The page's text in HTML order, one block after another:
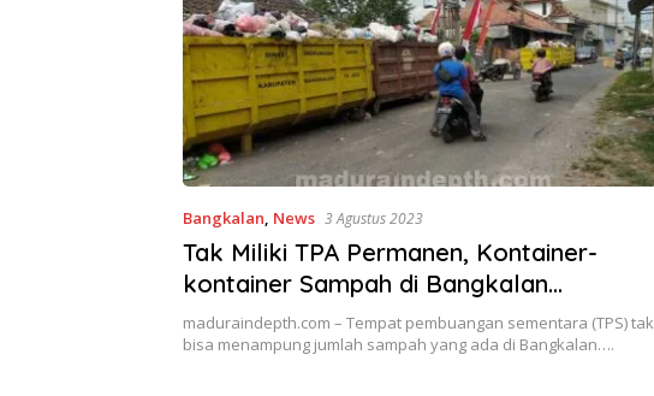
Bangkalan, News 3 Agustus 2023
Tak Miliki TPA Permanen, Kontainer-
kontainer Sampah di Bangkalan
Overload
maduraindepth.com – Tempat pembuangan sementara (TPS) tak
bisa menampung jumlah sampah yang ada di Bangkalan….